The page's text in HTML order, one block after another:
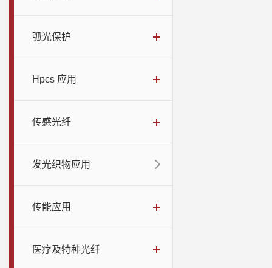
弧光保护
Hpcs 应用
传感光纤
发光织物应用
传能应用
医疗及特种光纤